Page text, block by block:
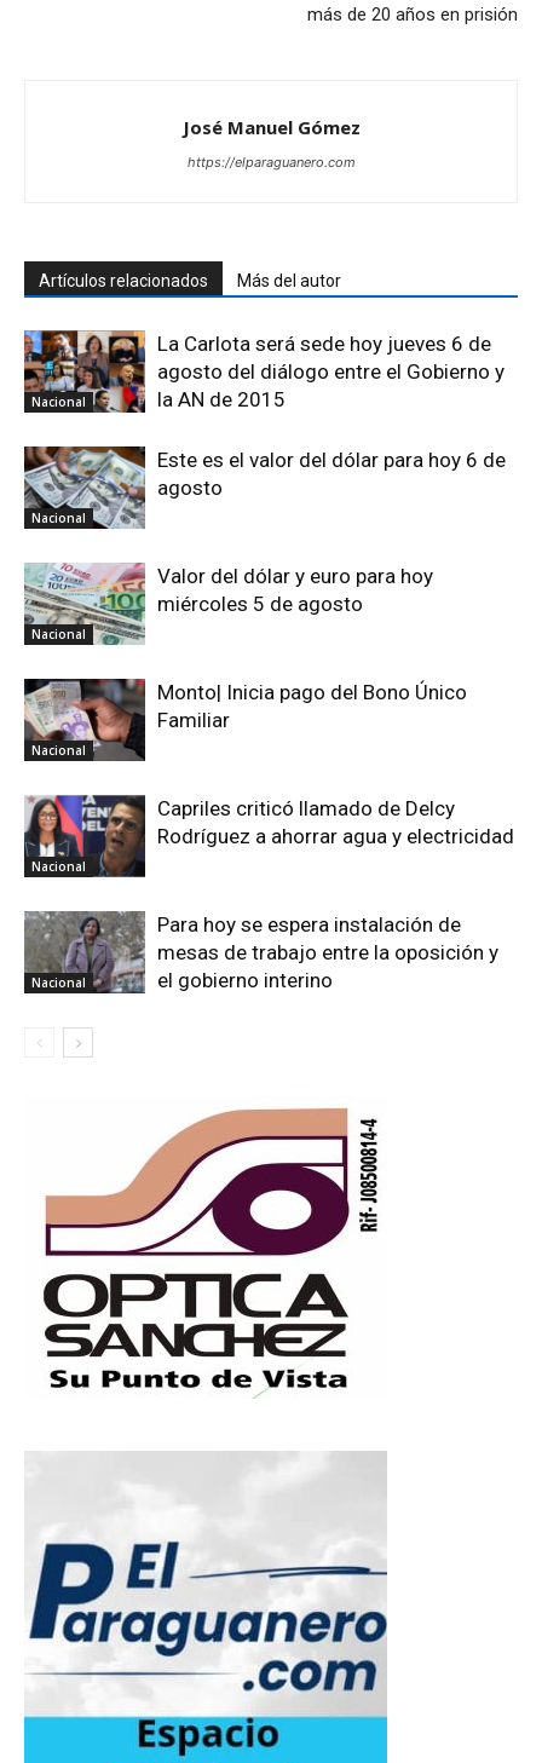
más de 20 años en prisión
José Manuel Gómez
https://elparaguanero.com
Artículos relacionados Más del autor
Nacional
La Carlota será sede hoy jueves 6 de
agosto del diálogo entre el Gobierno y
la AN de 2015
Nacional
Este es el valor del dólar para hoy 6 de
agosto
Nacional
Valor del dólar y euro para hoy
miércoles 5 de agosto
Nacional
Monto| Inicia pago del Bono Único
Familiar
Nacional
Capriles criticó llamado de Delcy
Rodríguez a ahorrar agua y electricidad
Nacional
Para hoy se espera instalación de
mesas de trabajo entre la oposición y
el gobierno interino